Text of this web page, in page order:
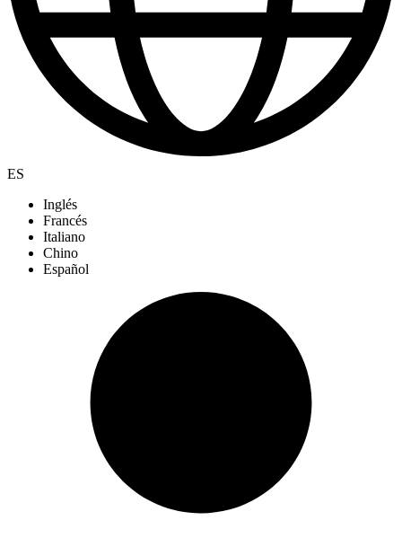
ES
Inglés
Francés
Italiano
Chino
Español